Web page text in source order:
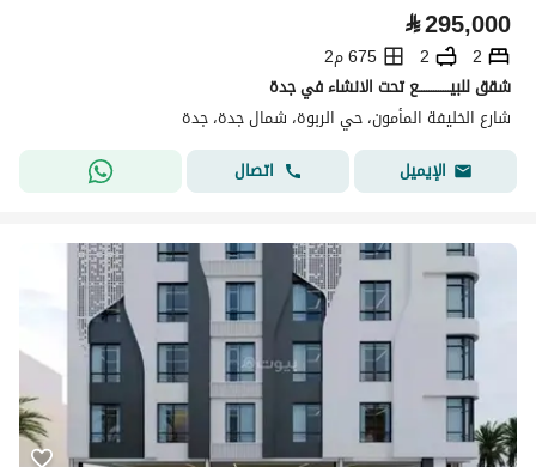
⃁295,000
2
2
675 م2
شقق للبيـــــــــــــع تحت الانشاء في جدة
شارع الخليفة المأمون، حي الربوة، شمال جدة، جدة
الإيميل
اتصال